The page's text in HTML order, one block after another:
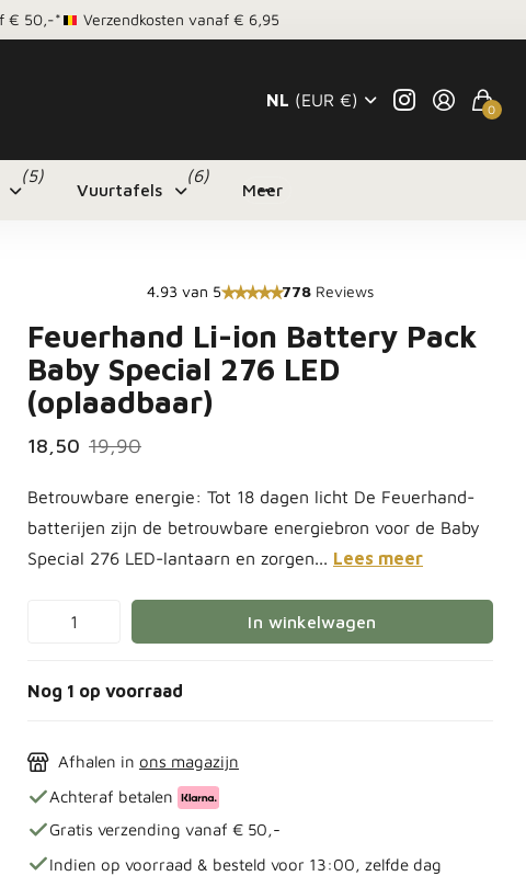
€ 50,-* Verzendkosten vanaf € 6,95
NL (EUR €) 0
(5)
Vuurtafels
(6)
Meer
4.93 van 5 778 Reviews
Feuerhand Li-ion Battery Pack
Baby Special 276 LED
(oplaadbaar)
18,50 19,90
Betrouwbare energie: Tot 18 dagen licht De Feuerhand-
batterijen zijn de betrouwbare energiebron voor de Baby
Special 276 LED-lantaarn en zorgen... Lees meer
In winkelwagen
Nog 1 op voorraad
Afhalen in ons magazijn
Achteraf betalen
Gratis verzending vanaf € 50,-
Indien op voorraad & besteld voor 13:00, zelfde dag